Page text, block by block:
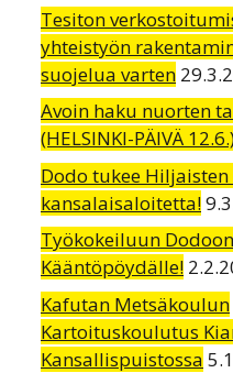
Tesiton
yhteistyön
suojelua varten
Avoin haku nuorten
(HELSINKI-PÄIVÄ
Dodo tukee Hiljaisten
kansalaisaloitetta!
Työkokeiluun
Kääntöpöydälle!
Kafutan Metsäkoulun
Kartoituskoulutus
Kansallispuistossa